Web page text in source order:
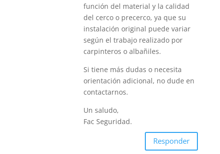
función del material y la calidad
del cerco o precerco, ya que su
instalación original puede variar
según el trabajo realizado por
carpinteros o albañiles.
Si tiene más dudas o necesita
orientación adicional, no dude en
contactarnos.
Un saludo,
Fac Seguridad.
Responder